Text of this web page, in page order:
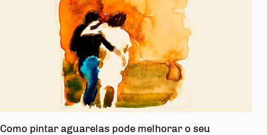
Como pintar aguarelas pode melhorar o seu